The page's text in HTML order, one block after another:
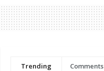
Trending Comments